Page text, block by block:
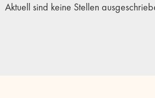
Aktuell sind keine Stellen